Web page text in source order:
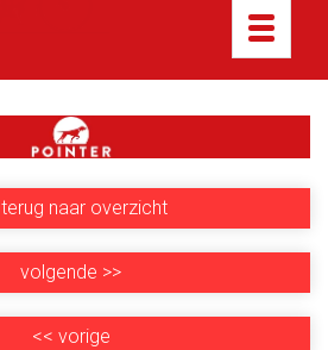
Toggle
terug naar overzicht
volgende >>
<< vorige